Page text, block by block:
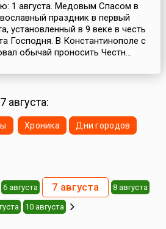
1 августа. Медовым Спасом в
праздник в первый
установленный в 9 веке в честь
Господня. В Константинополе с
обычай проносить Честн...
августа:
Хроника Дни городов
6 августа 7 августа 8 августа
10 августа